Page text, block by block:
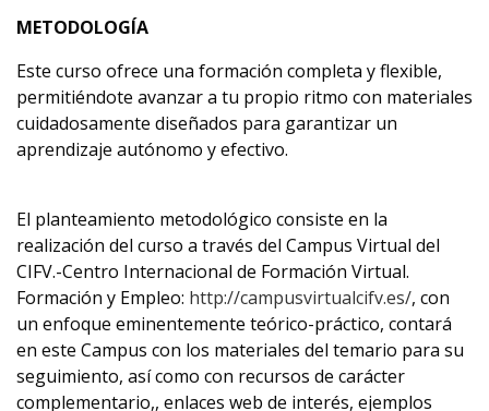
METODOLOGÍA
Este curso ofrece una formación completa y flexible,
permitiéndote avanzar a tu propio ritmo con materiales
cuidadosamente diseñados para garantizar un
aprendizaje autónomo y efectivo.
El planteamiento metodológico consiste en la
realización del curso a través del Campus Virtual del
CIFV.-Centro Internacional de Formación Virtual.
Formación y Empleo: http://campusvirtualcifv.es/, con
un enfoque eminentemente teórico-práctico, contará
en este Campus con los materiales del temario para su
seguimiento, así como con recursos de carácter
complementario,, enlaces web de interés, ejemplos